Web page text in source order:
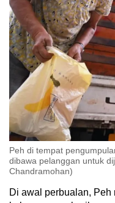
Peh di tempat
dibawa pelanggan untuk
Chandramohan)
Di awal perbualan,